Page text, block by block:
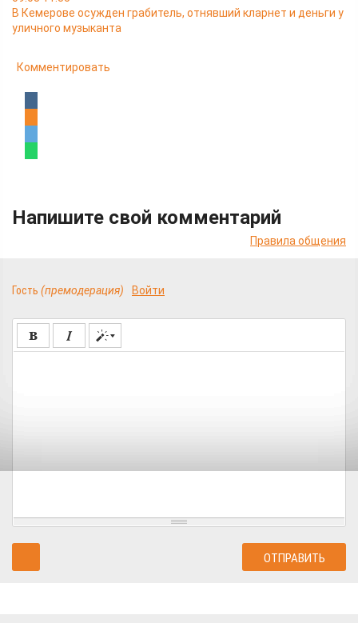
В Кемерове осужден грабитель, отнявший кларнет и деньги у
уличного музыканта
Комментировать
Напишите свой комментарий
Правила общения
Гость (премодерация) Войти